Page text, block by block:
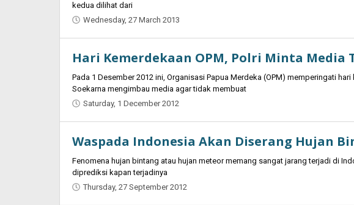
kedua dilihat dari
Wednesday, 27 March 2013
Hari Kemerdekaan OPM, Polri Minta Media
Pada 1 Desember 2012 ini, Organisasi Papua Merdeka (OPM) memperingati
Soekarna mengimbau media agar tidak membuat
Saturday, 1 December 2012
Waspada Indonesia Akan Diserang Hujan
Fenomena hujan bintang atau hujan meteor memang sangat jarang terjadi di
diprediksi kapan terjadinya
Thursday, 27 September 2012